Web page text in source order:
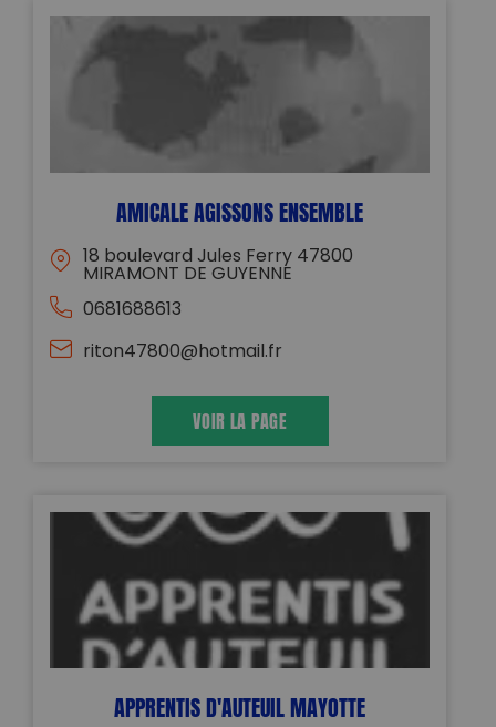
AMICALE AGISSONS ENSEMBLE
18 boulevard Jules Ferry 47800
MIRAMONT DE GUYENNE
0681688613
riton47800@hotmail.fr
VOIR LA PAGE
APPRENTIS D'AUTEUIL MAYOTTE